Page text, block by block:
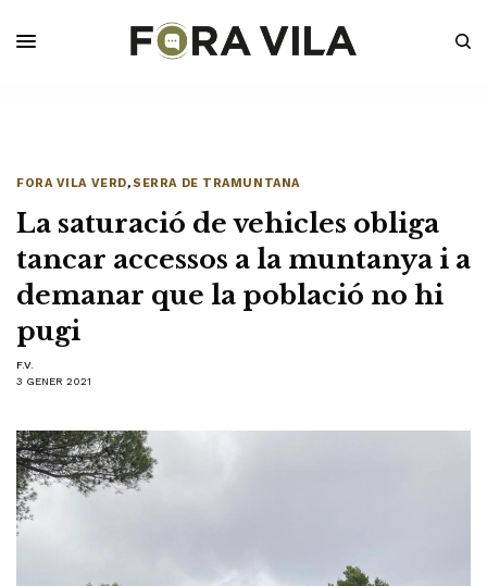
FORA VILA VERD,SERRA DE TRAMUNTANA
La saturació de vehicles obliga
tancar accessos a la muntanya i a
demanar que la població no hi
pugi
F.V.
3 GENER 2021